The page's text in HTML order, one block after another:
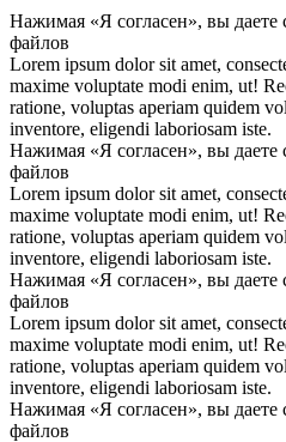
Нажимая «Я согласен», вы даете
файлов
Lorem ipsum dolor sit amet,
maxime voluptate modi enim, ut!
ratione, voluptas aperiam quidem
inventore, eligendi laboriosam iste.
Нажимая «Я согласен», вы даете
файлов
Lorem ipsum dolor sit amet,
maxime voluptate modi enim, ut!
ratione, voluptas aperiam quidem
inventore, eligendi laboriosam iste.
Нажимая «Я согласен», вы даете
файлов
Lorem ipsum dolor sit amet,
maxime voluptate modi enim, ut!
ratione, voluptas aperiam quidem
inventore, eligendi laboriosam iste.
Нажимая «Я согласен», вы даете
файлов